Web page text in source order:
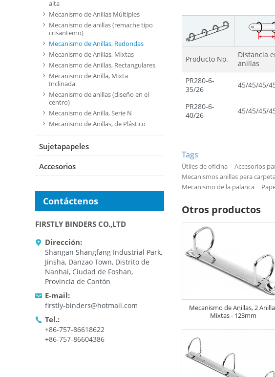
Producto No.
Distancia
anillas
PR280-6-
35/26
45/45/45/
PR280-6-
40/26
45/45/45/
Tags
Útiles de oficina Accesorios
Mecanismos anillas para
Mecanismo de la palanca
Otros productos
Mecanismo de Anillas, 2
Mixtas - 123mm
alta
Mecanismo de Anillas Múltiples
Mecanismo de anillas (remache tipo
crisantemo)
Mecanismo de Anillas, Redondas
Mecanismo de Anillas, Mixtas
Mecanismo de Anillas, Rectangulares
Mecanismo de Anilla, Mixta
Inclinada
Mecanismo de anillas (diseño en el
centro)
Mecanismo de Anilla, Serie N
Mecanismo de Anillas, de Plástico
Sujetapapeles
Accesorios
Contáctenos
FIRSTLY BINDERS CO.,LTD
Dirección:
Shangan Shangfang Industrial Park,
Jinsha, Danzao Town, Distrito de
Nanhai, Ciudad de Foshan,
Provincia de Cantón
E-mail:
firstly-binders@hotmail.com
Tel.:
+86-757-86618622
+86-757-86604386